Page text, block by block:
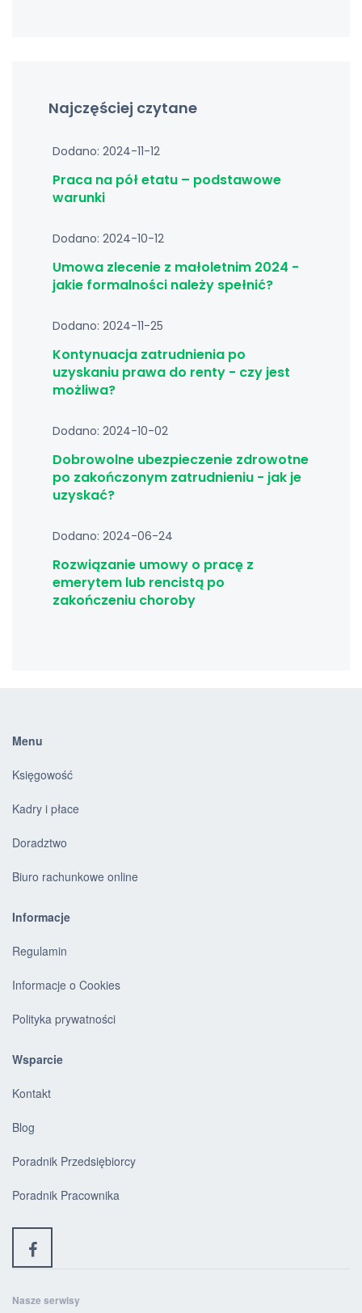
Najczęściej czytane
Dodano: 2024-11-12
Praca na pół etatu – podstawowe
warunki
Dodano: 2024-10-12
Umowa zlecenie z małoletnim 2024 -
jakie formalności należy spełnić?
Dodano: 2024-11-25
Kontynuacja zatrudnienia po
uzyskaniu prawa do renty - czy jest
możliwa?
Dodano: 2024-10-02
Dobrowolne ubezpieczenie zdrowotne
po zakończonym zatrudnieniu - jak je
uzyskać?
Dodano: 2024-06-24
Rozwiązanie umowy o pracę z
emerytem lub rencistą po
zakończeniu choroby
Menu
Księgowość
Kadry i płace
Doradztwo
Biuro rachunkowe online
Informacje
Regulamin
Informacje o Cookies
Polityka prywatności
Wsparcie
Kontakt
Blog
Poradnik Przedsiębiorcy
Poradnik Pracownika
Nasze serwisy